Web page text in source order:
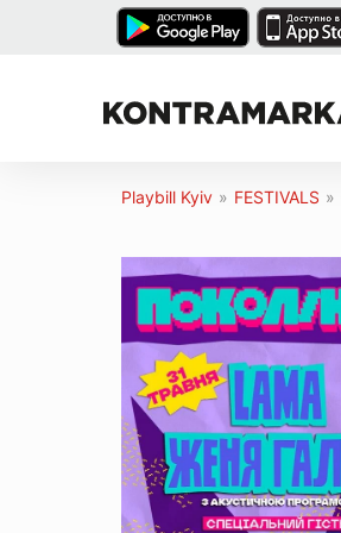
Playbill Kyiv » FESTIVALS »